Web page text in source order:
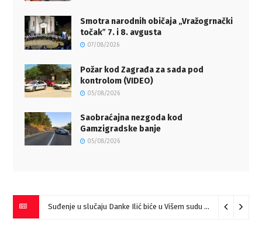
Smotra narodnih običaja „Vražogrnački
točakˮ 7. i 8. avgusta
07/08/2026
Požar kod Zagrađa za sada pod
kontrolom (VIDEO)
05/08/2026
Saobraćajna nezgoda kod
Gamzigradske banje
05/08/2026
Miloš Ilić pobednik “Prve harmonike Srbije – Sokobanja” (VIDEO)